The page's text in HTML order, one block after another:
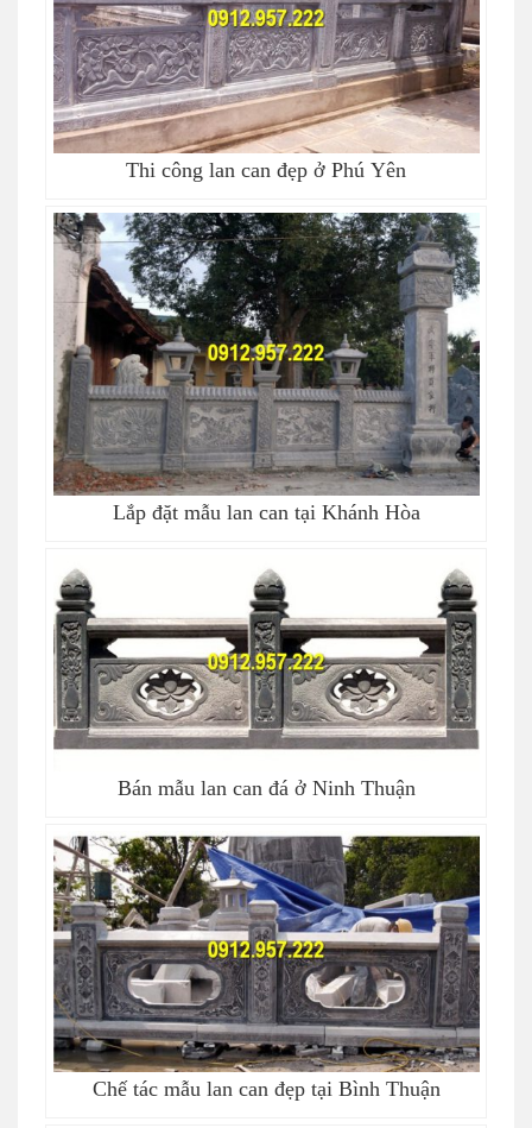
Thi công lan can đẹp ở Phú Yên
Lắp đặt mẫu lan can tại Khánh Hòa
Bán mẫu lan can đá ở Ninh Thuận
Chế tác mẫu lan can đẹp tại Bình Thuận